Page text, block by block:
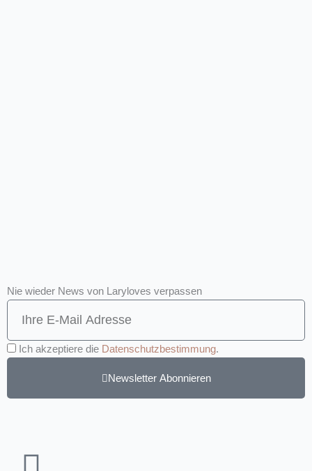
Nie wieder News von Laryloves verpassen
Ich akzeptiere die Datenschutzbestimmung.
Newsletter Abonnieren